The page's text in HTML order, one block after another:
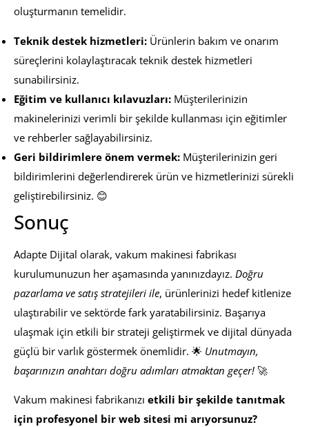
oluşturmanın temelidir.
Teknik destek hizmetleri: Ürünlerin bakım ve onarım
süreçlerini kolaylaştıracak teknik destek hizmetleri
sunabilirsiniz.
Eğitim ve kullanıcı kılavuzları: Müşterilerinizin
makinelerinizi verimli bir şekilde kullanması için eğitimler
ve rehberler sağlayabilirsiniz.
Geri bildirimlere önem vermek: Müşterilerinizin geri
bildirimlerini değerlendirerek ürün ve hizmetlerinizi sürekli
geliştirebilirsiniz. 😊
Sonuç
Adapte Dijital olarak, vakum makinesi fabrikası
kurulumunuzun her aşamasında yanınızdayız. Doğru
pazarlama ve satış stratejileri ile, ürünlerinizi hedef kitlenize
ulaştırabilir ve sektörde fark yaratabilirsiniz. Başarıya
ulaşmak için etkili bir strateji geliştirmek ve dijital dünyada
güçlü bir varlık göstermek önemlidir. 🌟 Unutmayın,
başarınızın anahtarı doğru adımları atmaktan geçer! 🚀
Vakum makinesi fabrikanızı etkili bir şekilde tanıtmak
için profesyonel bir web sitesi mi arıyorsunuz?